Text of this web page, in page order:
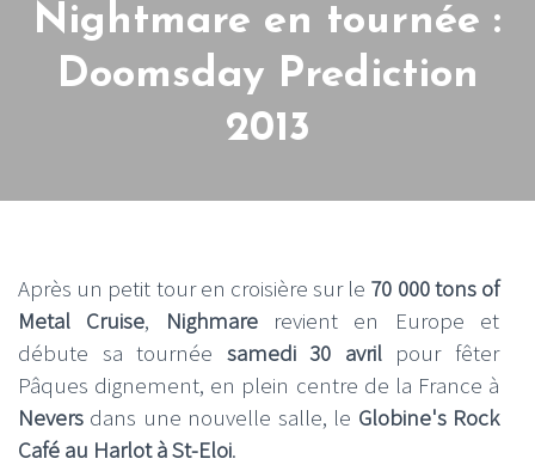
Nightmare en tournée :
Doomsday Prediction
2013
Après un petit tour en croisière sur le 70 000 tons of
Metal Cruise, Nighmarerevient en Europe et
débute sa tournée samedi 30 avril pour fêter
Pâques dignement, en plein centre de la France à
Nevers dans une nouvelle salle, le Globine's Rock
Café au Harlot à St-Eloi.